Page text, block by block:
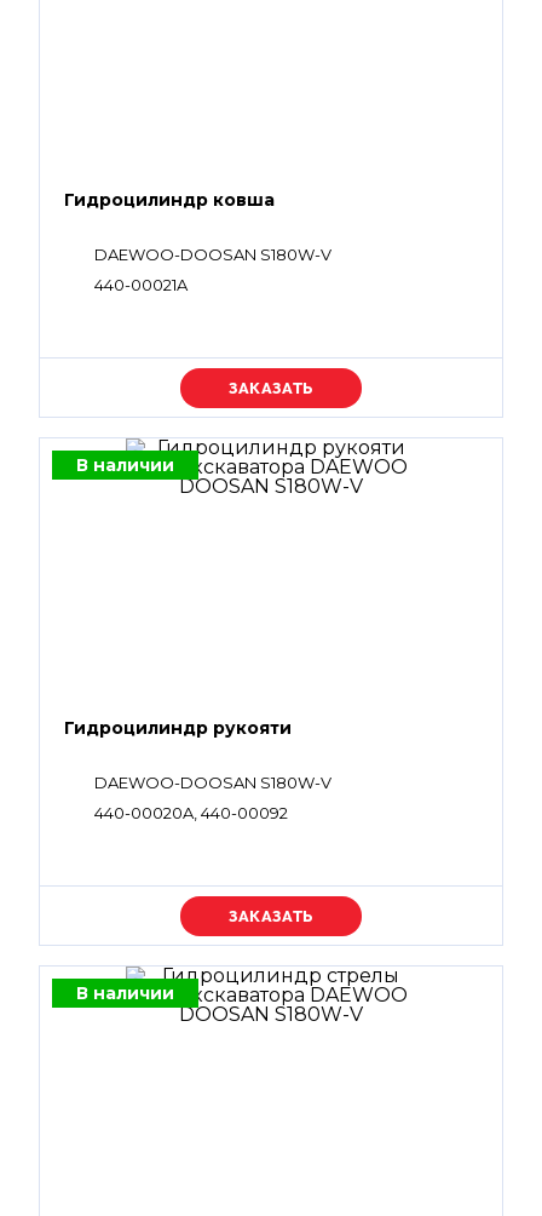
Гидроцилиндр ковша
DAEWOO-DOOSAN S180W-V
440-00021A
Уточняйте цену
В наличии
Гидроцилиндр рукояти
DAEWOO-DOOSAN S180W-V
440-00020A, 440-00092
Уточняйте цену
В наличии